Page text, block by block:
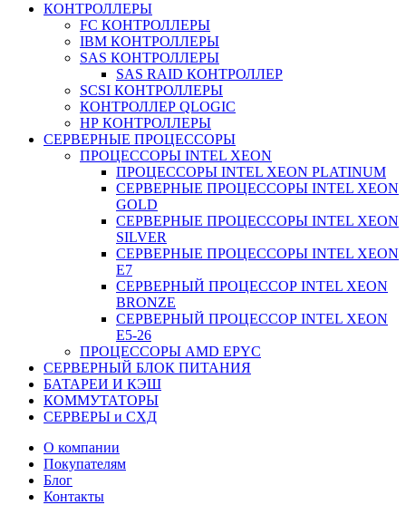
КОНТРОЛЛЕРЫ
FC КОНТРОЛЛЕРЫ
IBM КОНТРОЛЛЕРЫ
SAS КОНТРОЛЛЕРЫ
SAS RAID КОНТРОЛЛЕР
SCSI КОНТРОЛЛЕРЫ
КОНТРОЛЛЕР QLOGIC
НР КОНТРОЛЛЕРЫ
СЕРВЕРНЫЕ ПРОЦЕССОРЫ
ПРОЦЕССОРЫ INTEL XEON
ПРОЦЕССОРЫ INTEL XEON PLATINUM
СЕРВЕРНЫЕ ПРОЦЕССОРЫ INTEL XEON
GOLD
СЕРВЕРНЫЕ ПРОЦЕССОРЫ INTEL XEON
SILVER
СЕРВЕРНЫЕ ПРОЦЕССОРЫ INTEL XEON
Е7
СЕРВЕРНЫЙ ПРОЦЕССОР INTEL XEON
BRONZE
СЕРВЕРНЫЙ ПРОЦЕССОР INTEL XEON
Е5-26
ПРОЦЕССОРЫ AMD EPYC
СЕРВЕРНЫЙ БЛОК ПИТАНИЯ
БАТАРЕИ И КЭШ
КОММУТАТОРЫ
СЕРВЕРЫ и СХД
О компании
Покупателям
Блог
Контакты